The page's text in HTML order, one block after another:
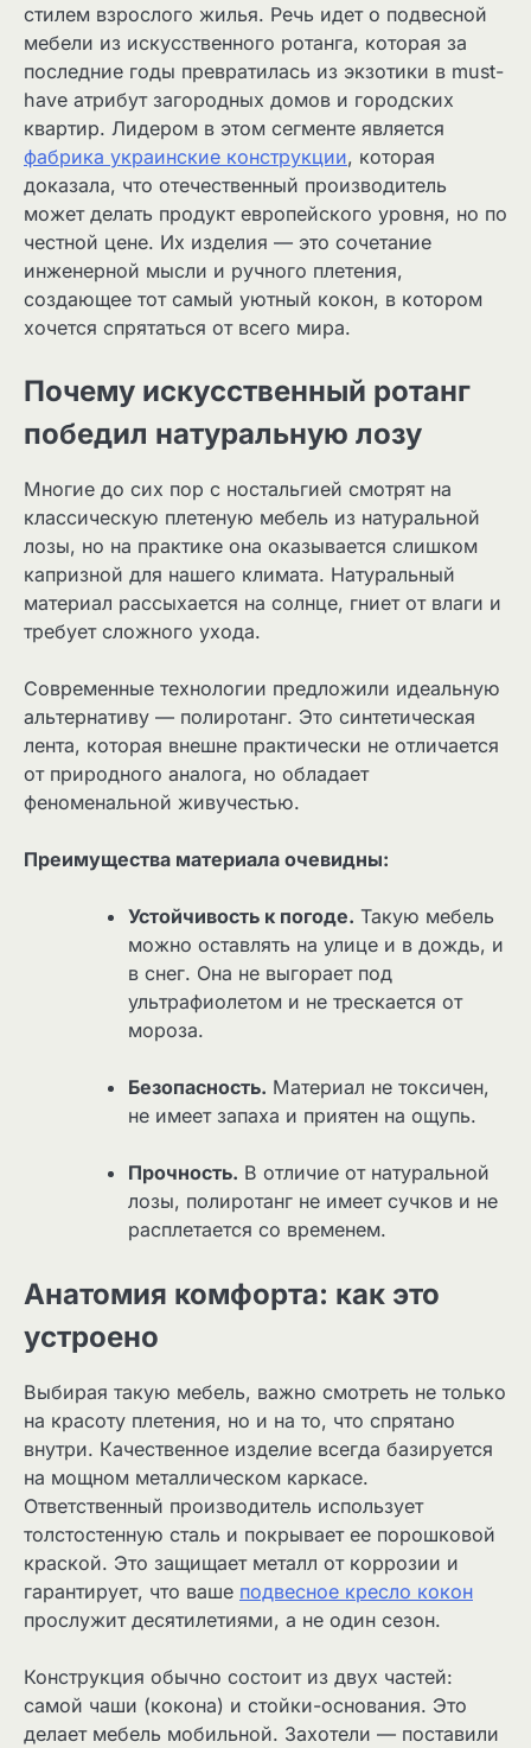
стилем взрослого жилья. Речь идет о подвесной
мебели из искусственного ротанга, которая за
последние годы превратилась из экзотики в must-
have атрибут загородных домов и городских
квартир. Лидером в этом сегменте является
фабрика украинские конструкции, которая
доказала, что отечественный производитель
может делать продукт европейского уровня, но по
честной цене. Их изделия — это сочетание
инженерной мысли и ручного плетения,
создающее тот самый уютный кокон, в котором
хочется спрятаться от всего мира.
Почему искусственный ротанг
победил натуральную лозу
Многие до сих пор с ностальгией смотрят на
классическую плетеную мебель из натуральной
лозы, но на практике она оказывается слишком
капризной для нашего климата. Натуральный
материал рассыхается на солнце, гниет от влаги и
требует сложного ухода.
Современные технологии предложили идеальную
альтернативу — полиротанг. Это синтетическая
лента, которая внешне практически не отличается
от природного аналога, но обладает
феноменальной живучестью.
Преимущества материала очевидны:
Устойчивость к погоде. Такую мебель
можно оставлять на улице и в дождь, и
в снег. Она не выгорает под
ультрафиолетом и не трескается от
мороза.
Безопасность. Материал не токсичен,
не имеет запаха и приятен на ощупь.
Прочность. В отличие от натуральной
лозы, полиротанг не имеет сучков и не
расплетается со временем.
Анатомия комфорта: как это
устроено
Выбирая такую мебель, важно смотреть не только
на красоту плетения, но и на то, что спрятано
внутри. Качественное изделие всегда базируется
на мощном металлическом каркасе.
Ответственный производитель использует
толстостенную сталь и покрывает ее порошковой
краской. Это защищает металл от коррозии и
гарантирует, что ваше подвесное кресло кокон
прослужит десятилетиями, а не один сезон.
Конструкция обычно состоит из двух частей:
самой чаши (кокона) и стойки-основания. Это
делает мебель мобильной. Захотели — поставили